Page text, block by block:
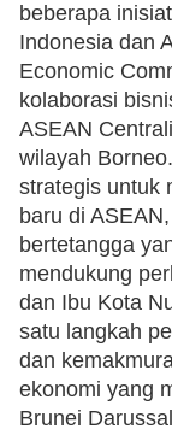
beberapa
Indonesia dan
Economic
kolaborasi
ASEAN
wilayah
strategis untuk
baru di
bertetangga
mendukung
dan Ibu Kota
satu langkah
dan
ekonomi yang
Brunei